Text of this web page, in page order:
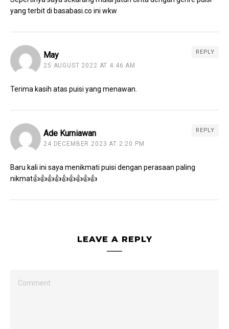
yang terbit di basabasi.co ini wkw
May
25 AUGUST 2022 AT 4:46 AM
REPLY
Terima kasih atas puisi yang menawan.
Ade Kurniawan
24 DECEMBER 2023 AT 2:20 PM
REPLY
Baru kali ini saya menikmati puisi dengan perasaan paling
nikmat👍👍👍👍👍👍👍👍👍
LEAVE A REPLY